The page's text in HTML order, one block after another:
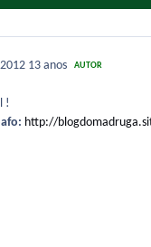
13 anos AUTOR
!
http://